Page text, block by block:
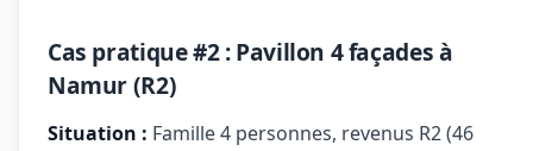
Cas pratique #2 : Pavillon 4 façades à
Namur (R2)
Situation : Famille 4 personnes, revenus R2 (46